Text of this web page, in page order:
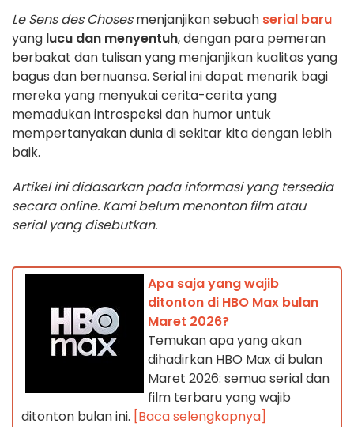
Le Sens des Chosesmenjanjikan sebuah serial baru
yang lucu dan menyentuh, dengan para pemeran
berbakat dan tulisan yang menjanjikan kualitas yang
bagus dan bernuansa. Serial ini dapat menarik bagi
mereka yang menyukai cerita-cerita yang
memadukan introspeksi dan humor untuk
mempertanyakan dunia di sekitar kita dengan lebih
baik.
Artikel ini didasarkan pada informasi yang tersedia
secara online. Kami belum menonton film atau
serial yang disebutkan.
Apa saja yang wajib
ditonton di HBO Max bulan
Maret 2026?
Temukan apa yang akan
dihadirkan HBO Max di bulan
Maret 2026: semua serial dan
film terbaru yang wajib
ditonton bulan ini. [Baca selengkapnya]